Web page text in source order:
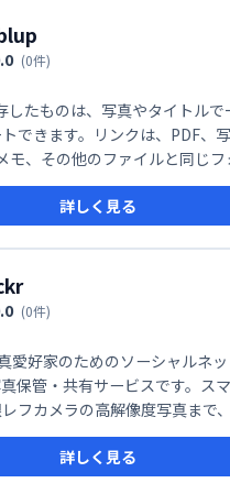
(0件)
したものは、写真やタイトルで
できます。リンクは、PDF、
モ、その他のファイルと同じフ
ください。レシピや面白いミー
友達と旅行を計画しているとき
クトをしているときも、すべて
。
詳しく見る
(0件)
愛好家のためのソーシャルネ
保管・共有サービスです。ス
フカメラの高解像度写真まで
プロード、整理、バックアップ
マチュアまで、世界中の写真家
有できる場を提供します。
詳しく見る